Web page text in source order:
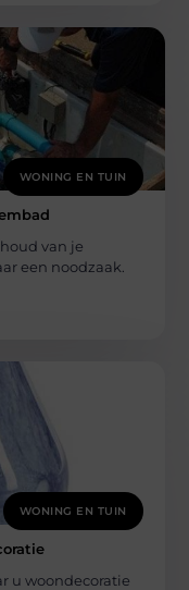
WONING EN TUIN
van je
een noodzaak.
WONING EN TUIN
u woondecoratie